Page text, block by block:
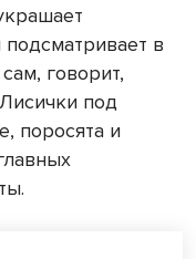
в
говорит,
под
поросята и